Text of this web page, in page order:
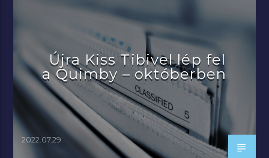
Újra Kiss Tibivel lép fel
a Quimby – októberben
2022.07.29.